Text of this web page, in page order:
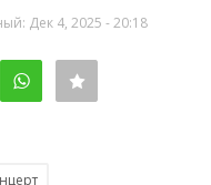
Дек 4, 2025 - 20:18